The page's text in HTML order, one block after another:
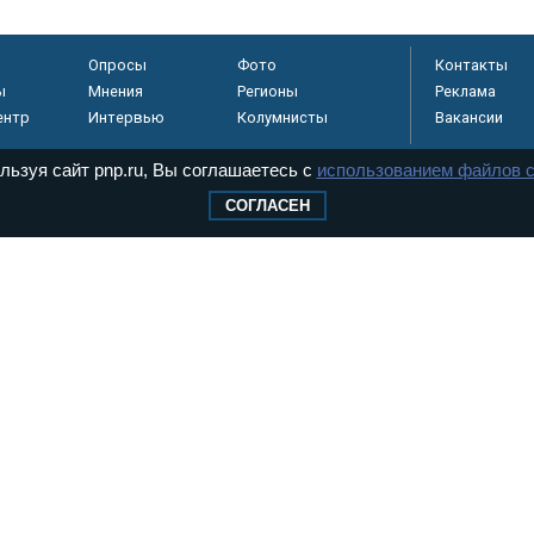
Опросы
Фото
Мнения
Регионы
Интервью Колумнисты
Контакты
Реклама
Вакансии
и
сайт pnp.ru, Вы соглашаетесь с использованием файлов
СОГЛАСЕН